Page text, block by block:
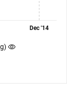
Dec '14